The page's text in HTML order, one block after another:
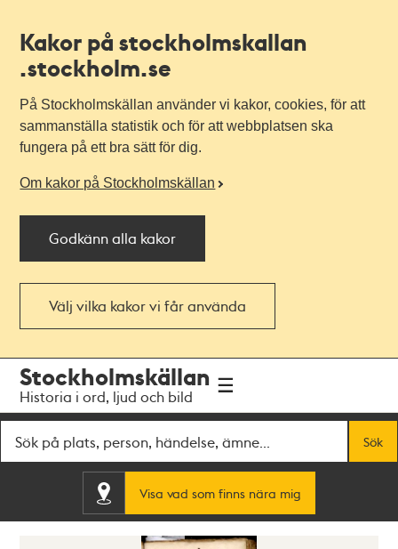
Kakor på stockholmskallan
.stockholm.se
På Stockholmskällan använder vi kakor, cookies, för att
sammanställa statistik och för att webbplatsen ska
fungera på ett bra sätt för dig.
Om kakor på Stockholmskällan
Godkänn alla kakor
Välj vilka kakor vi får använda
navigationen
huvudinnehållet
Stockholmskällan
Historia i ord, ljud och bild
Sök
Visa vad som finns nära mig